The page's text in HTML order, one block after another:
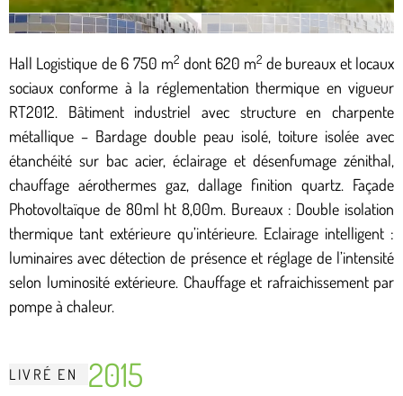
Hall Logistique de 6 750 m2 dont 620 m2 de bureaux et locaux
sociaux conforme à la réglementation thermique en vigueur
RT2012. Bâtiment industriel avec structure en charpente
métallique – Bardage double peau isolé, toiture isolée avec
étanchéité sur bac acier, éclairage et désenfumage zénithal,
chauffage aérothermes gaz, dallage finition quartz. Façade
Photovoltaïque de 80ml ht 8,00m. Bureaux : Double isolation
thermique tant extérieure qu’intérieure. Eclairage intelligent :
luminaires avec détection de présence et réglage de l’intensité
selon luminosité extérieure. Chauffage et rafraichissement par
pompe à chaleur.
LIVRÉ EN 2015